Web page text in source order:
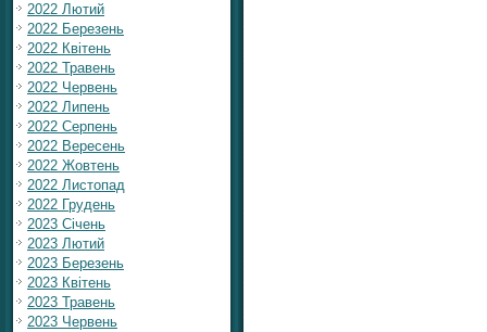
2022 Лютий
2022 Березень
2022 Квітень
2022 Травень
2022 Червень
2022 Липень
2022 Серпень
2022 Вересень
2022 Жовтень
2022 Листопад
2022 Грудень
2023 Січень
2023 Лютий
2023 Березень
2023 Квітень
2023 Травень
2023 Червень